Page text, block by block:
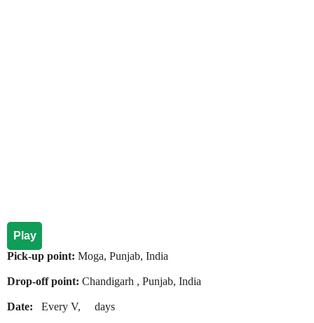
Play
Pick-up point: Moga, Punjab, India
Drop-off point: Chandigarh , Punjab, India
Date: Every V, days